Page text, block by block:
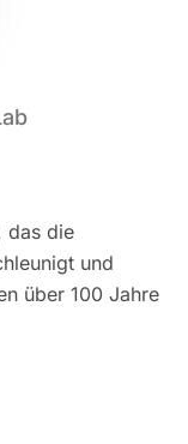
das die
und
über 100 Jahre